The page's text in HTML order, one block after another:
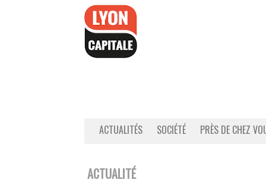
ACTUALITÉS SOCIÉTÉ PRÈS DE CHEZ
ACTUALITÉ